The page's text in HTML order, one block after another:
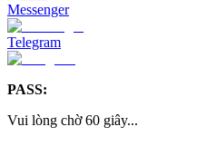
Messenger
Telegram
PASS:
Vui lòng chờ 60 giây...